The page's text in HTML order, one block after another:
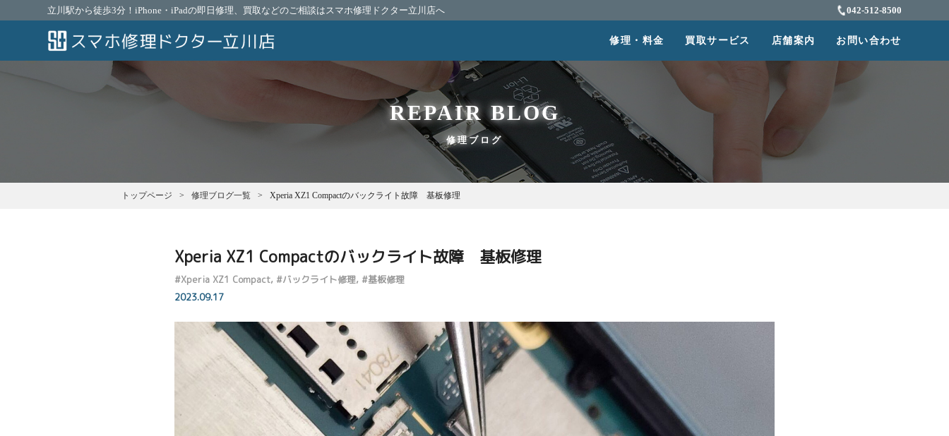
立川駅から徒歩3分！iPhone・iPadの即日修理、買取などのご相談はスマホ修理ドクター立川店へ 042-512-8500
修理・料金 買取サービス 店舗案内 お問い合わせ
REPAIR BLOG
修理ブログ
トップページ 修理ブログ一覧 Xperia XZ1 Compactのバックライト故障 基板修理
Xperia XZ1 Compactのバックライト故障 基板修理
#Xperia XZ1 Compact #バックライト修理 #基板修理
2023.09.17